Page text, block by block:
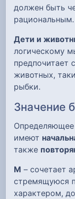
должен быть
рациональным.
Дети и
логическому
предпочитает
животных,
рыбки.
Значение
Определяющее
имеют
также
М – сочетает
стремящуюся
характером,